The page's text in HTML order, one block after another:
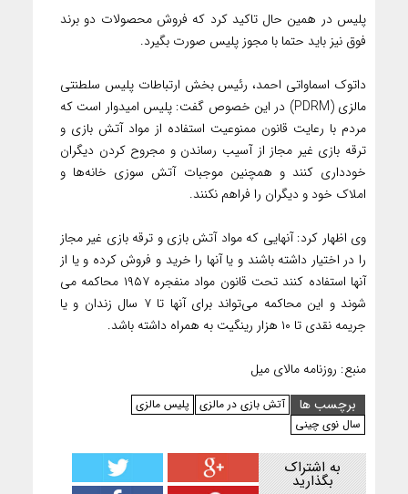
پلیس در همین حال تاکید کرد که فروش محصولات دو برند
فوق نیز باید حتما با مجوز پلیس صورت بگیرد.
داتوک اسماواتی احمد، رئیس بخش ارتباطات پلیس سلطنتی
مالزی (PDRM) در این خصوص گفت: پلیس امیدوار است که
مردم با رعایت قانون ممنوعیت استفاده از مواد آتش بازی و
ترقه بازی غیر مجاز از آسیب رساندن و مجروح کردن دیگران
خودداری کنند و همچنین موجبات آتش سوزی خانه‌ها و
املاک خود و دیگران را فراهم نکنند.
وی اظهار کرد: آنهایی که مواد آتش بازی و ترقه بازی غیر مجاز
را در اختیار داشته باشند و یا آنها را خرید و فروش کرده و یا از
آنها استفاده کنند تحت قانون مواد منفجره ۱۹۵۷ محاکمه می
شوند و این محاکمه می‌تواند برای آنها تا ۷ سال زندان و یا
جریمه نقدی تا ۱۰ هزار رینگیت به همراه داشته باشد.
منبع: روزنامه مالای میل
برچسب ها
آتش بازی در مالزی
پلیس مالزی
سال نوی چینی
به اشتراک
بگذارید